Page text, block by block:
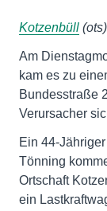
Kotzenbüll (ots)
Am
kam es zu
Bundesstraße
Verursacher
Ein 44-
Tönning
Ortschaft
ein